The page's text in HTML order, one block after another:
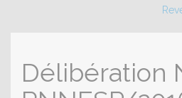
Délibération